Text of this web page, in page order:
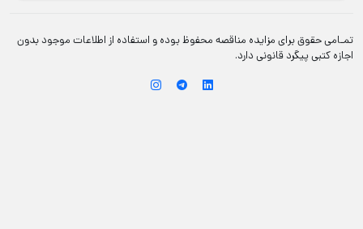
تمـامی حقوق برای مزایده مناقصه محفوظ بوده و استفاده از اطلاعات موجود بدون
اجازه کتبی پیگرد قانونی دارد.